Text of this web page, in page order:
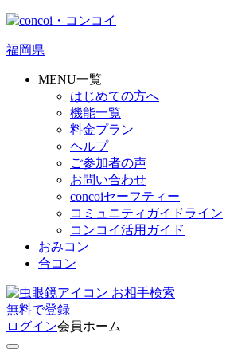
福岡県
MENU一覧
はじめての方へ
機能一覧
料金プラン
ヘルプ
ご参加者の声
お問い合わせ
concoiセーフティー
コミュニティガイドライン
コンコイ活用ガイド
おみコン
合コン
お相手検索
無料で登録
ログイン会員ホーム